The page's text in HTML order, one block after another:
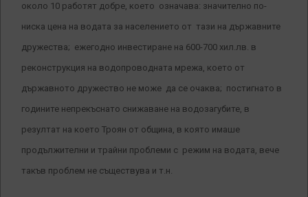
около 10 работят добре, което означава: значително по-
ниска цена на водата за населението от тази на държавните
дружества; ежегодно инвестиране на 600-700 хил.лв. в
реконструкция на водопроводната мрежа, което от
държавното дружество не може да се очаква; постигнато в
годините непрекъснато снижаване на водозагубите, в
резултат на което Троян от община, в която имаше
продължителни и трайни проблеми с режим на водата, вече
такъв проблем не съществува и т.н.